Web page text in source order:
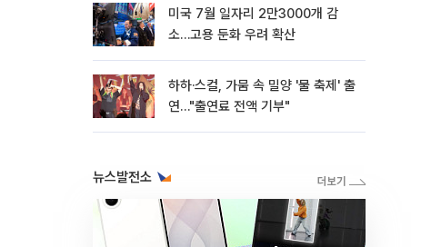
미국 7월 일자리 2만3000개 감
소…고용 둔화 우려 확산
하하·스컬, 가뭄 속 밀양 '물 축제' 출
연…"출연료 전액 기부"
뉴스발전소